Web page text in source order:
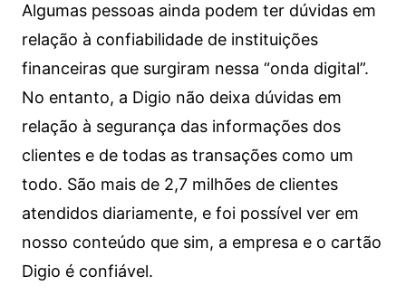
Algumas pessoas ainda podem ter dúvidas em
relação à confiabilidade de instituições
financeiras que surgiram nessa “onda digital”.
No entanto, a Digio não deixa dúvidas em
relação à segurança das informações dos
clientes e de todas as transações como um
todo. São mais de 2,7 milhões de clientes
atendidos diariamente, e foi possível ver em
nosso conteúdo que sim, a empresa e o cartão
Digio é confiável.